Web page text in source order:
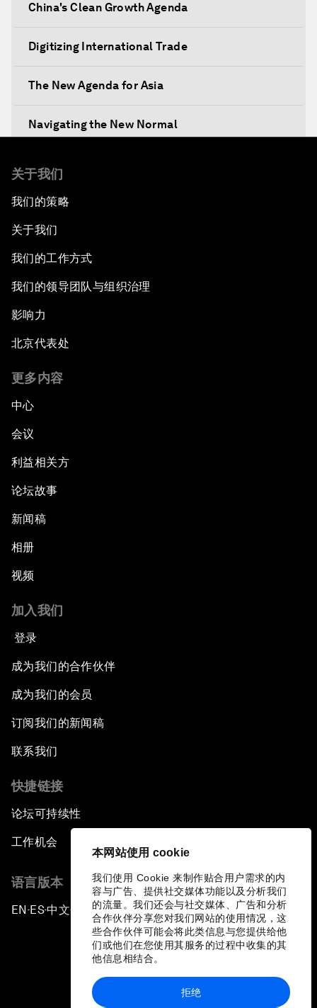
本网站使用 cookie
我们使用 Cookie 来制作贴合用户需求的内
容与广告、提供社交媒体功能以及分析我们
的流量。我们还会与社交媒体、广告和分析
合作伙伴分享您对我们网站的使用情况，这
些合作伙伴可能会将此类信息与您提供给他
们或他们在您使用其服务的过程中收集的其
他信息相结合。
拒绝
China's Clean Growth Agenda
Digitizing International Trade
The New Agenda for Asia
Navigating the New Normal
Cooperation
The Modern Silk Road
Future-Proofing the Internet Economy
Emerging Markets at a Crossroads
What If: Your Mind Can Be Read?
Partnering for Science
Welcome to the Annual Meeting of the New
Opening Plenary with Premier Li Keqiang
Leading Global Innovation
Asia's Energy Options
Intellectual Property in the Information Age
Navigating the Next Industrial Revolution
Parity Equals Performance
The Global Rise of China's Entrepreneurs
Bringing Space Down to Earth
Celebrating China's Globalizers
The New Champions: Charting a New Course for
关于我们
我们的策略
关于我们
我们的工作方式
我们的领导团队与组织治理
影响力
北京代表处
更多内容
中心
会议
利益相关方
论坛故事
新闻稿
相册
视频
加入我们
登录
成为我们的合作伙伴
成为我们的会员
订阅我们的新闻稿
联系我们
快捷链接
论坛可持续性
工作机会
语言版本
EN ▪ES▪中文▪ 日本語